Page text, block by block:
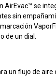
AirEvac™ se
sin
de un dial.
un flujo de aire